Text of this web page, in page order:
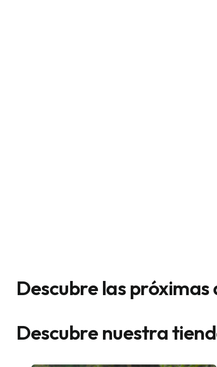
Descubre las
Descubre nuestra